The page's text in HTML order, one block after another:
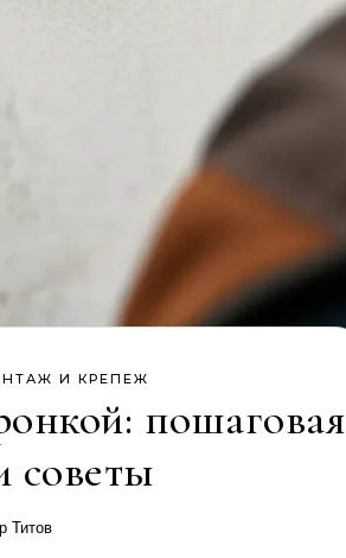
И КРЕПЕЖ
пошаговая
советы
Титов